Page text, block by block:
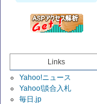
Links
Yahoo!ニュース
Yahoo!談合入札
毎日.jp